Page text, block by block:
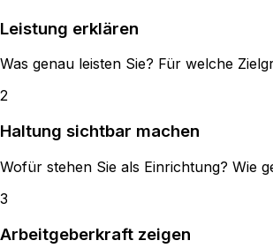
Leistung erklären
Was genau leisten Sie? Für welche
2
Haltung sichtbar machen
Wofür stehen Sie als Einrichtung? Wie
3
Arbeitgeberkraft zeigen